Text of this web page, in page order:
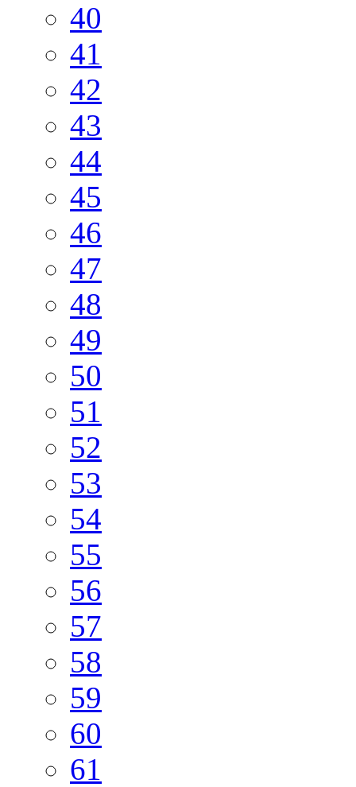
40
41
42
43
44
45
46
47
48
49
50
51
52
53
54
55
56
57
58
59
60
61